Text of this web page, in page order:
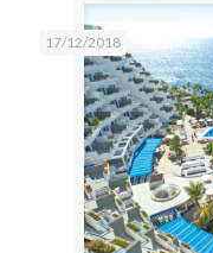
17/12/2018